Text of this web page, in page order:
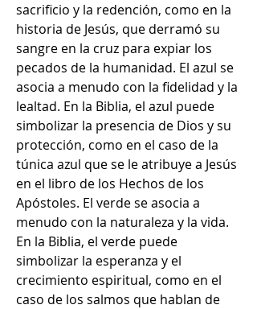
sacrificio y la redención, como en la
historia de Jesús, que derramó su
sangre en la cruz para expiar los
pecados de la humanidad. El azul se
asocia a menudo con la fidelidad y la
lealtad. En la Biblia, el azul puede
simbolizar la presencia de Dios y su
protección, como en el caso de la
túnica azul que se le atribuye a Jesús
en el libro de los Hechos de los
Apóstoles. El verde se asocia a
menudo con la naturaleza y la vida.
En la Biblia, el verde puede
simbolizar la esperanza y el
crecimiento espiritual, como en el
caso de los salmos que hablan de